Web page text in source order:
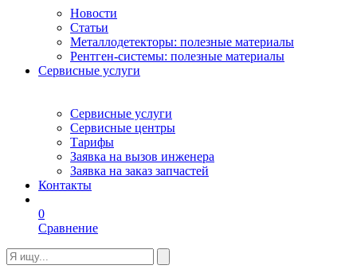
Новости
Статьи
Металлодетекторы: полезные материалы
Рентген-системы: полезные материалы
Сервисные услуги
Сервисные услуги
Сервисные центры
Тарифы
Заявка на вызов инженера
Заявка на заказ запчастей
Контакты
0
Сравнение